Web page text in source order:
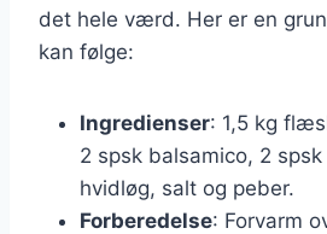
det hele værd. Her er en
kan følge:
Ingredienser: 1,5 kg
2 spsk balsamico, 2
hvidløg, salt og peber.
Forberedelse: Forvarm